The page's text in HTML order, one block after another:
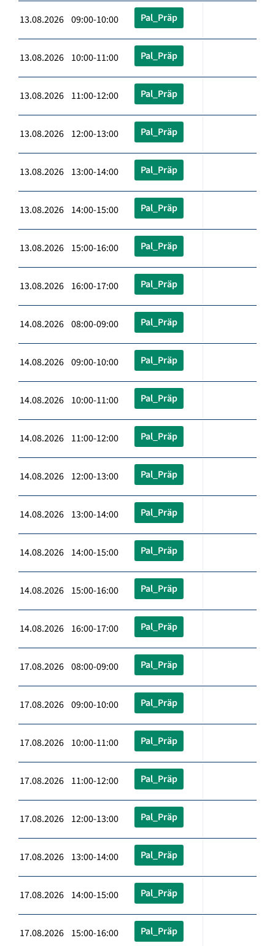
13.08.2026 09:00-10:00 Pal_Präp
13.08.2026 10:00-11:00 Pal_Präp
13.08.2026 11:00-12:00 Pal_Präp
13.08.2026 12:00-13:00 Pal_Präp
13.08.2026 13:00-14:00 Pal_Präp
13.08.2026 14:00-15:00 Pal_Präp
13.08.2026 15:00-16:00 Pal_Präp
13.08.2026 16:00-17:00 Pal_Präp
14.08.2026 08:00-09:00 Pal_Präp
14.08.2026 09:00-10:00 Pal_Präp
14.08.2026 10:00-11:00 Pal_Präp
14.08.2026 11:00-12:00 Pal_Präp
14.08.2026 12:00-13:00 Pal_Präp
14.08.2026 13:00-14:00 Pal_Präp
14.08.2026 14:00-15:00 Pal_Präp
14.08.2026 15:00-16:00 Pal_Präp
14.08.2026 16:00-17:00 Pal_Präp
17.08.2026 08:00-09:00 Pal_Präp
17.08.2026 09:00-10:00 Pal_Präp
17.08.2026 10:00-11:00 Pal_Präp
17.08.2026 11:00-12:00 Pal_Präp
17.08.2026 12:00-13:00 Pal_Präp
17.08.2026 13:00-14:00 Pal_Präp
17.08.2026 14:00-15:00 Pal_Präp
17.08.2026 15:00-16:00 Pal_Präp